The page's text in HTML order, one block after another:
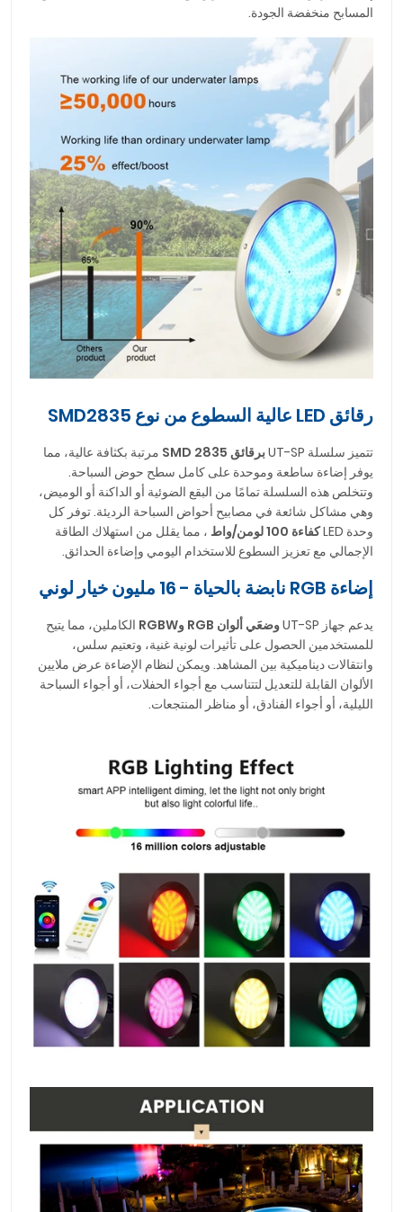
المسابح منخفضة الجودة.
رقائق LED عالية السطوع من نوع SMD2835
تتميز سلسلة UT-SP برقائق SMD 2835
مرتبة بكثافة عالية، مما
يوفر إضاءة ساطعة وموحدة على كامل سطح حوض السباحة.
وتتخلص هذه السلسلة تمامًا من البقع الضوئية أو الداكنة أو الوميض،
وهي مشاكل شائعة في مصابيح أحواض السباحة الرديئة. توفر كل
وحدة LED
كفاءة 100 لومن/واط
، مما يقلل من استهلاك الطاقة
الإجمالي مع تعزيز السطوع للاستخدام اليومي وإضاءة الحدائق.
إضاءة RGB نابضة بالحياة - 16 مليون خيار لوني
يدعم جهاز UT-SP وضعَي ألوان RGB وRGBW
الكاملين، مما يتيح
للمستخدمين الحصول على تأثيرات لونية غنية، وتعتيم سلس،
وانتقالات ديناميكية بين المشاهد. ويمكن لنظام الإضاءة عرض ملايين
الألوان القابلة للتعديل لتتناسب مع أجواء الحفلات، أو أجواء السباحة
الليلية، أو أجواء الفنادق، أو مناظر المنتجعات.